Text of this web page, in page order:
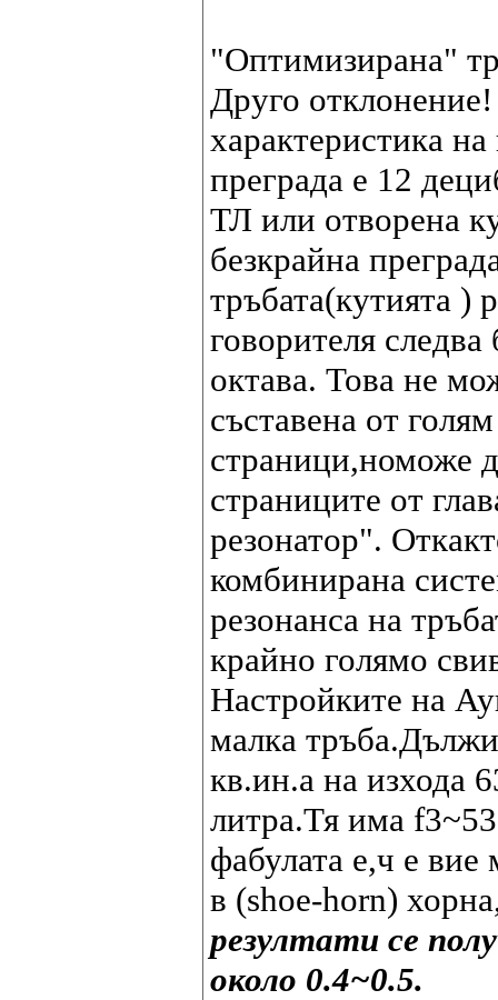
"Оптимизирана"
Друго
характеристика
преграда е 12
ТЛ или отворена
безкрайна
тръбата(кутията )
говорителя
октава. Това не
съставена от
страници,номоже
страниците от
резонатор".
комбинирана
резонанса на
крайно голямо
Настройките на
малка
кв.ин.а на изхода
литра.Тя има
фабулата е,ч е вие
в (shoe-horn)
резултати се
около 0.4~0.5.